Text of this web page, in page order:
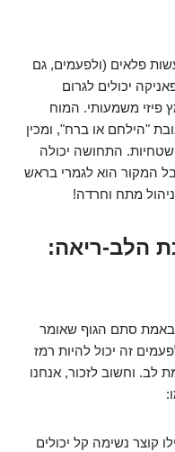
פלאים (ולפעמים, גם
יכולים לגרום
משמעותי. המוח
"הילחם או ברח", ומכין
התחושה יכולה
המקור הוא לגמרי בראש
מתח וחרדה!
הלב-ריאה:
באמת סתם הגוף שאומר
זה יכול להיות רמז
לב. וחשוב לזכור, אנחנו
קוצר נשימה קל יכולים